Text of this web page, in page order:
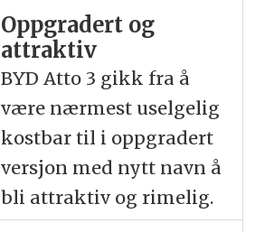
Oppgradert og
attraktiv
BYD Atto 3 gikk fra å
være nærmest uselgelig
kostbar til i oppgradert
versjon med nytt navn å
bli attraktiv og rimelig.